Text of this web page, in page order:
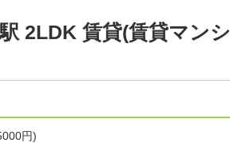
2LDK 賃貸(賃貸マンシ
円)